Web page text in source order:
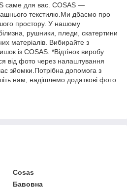
саме для вас. COSAS —
текстилю.Ми дбаємо про
простору. У нашому
рушники, пледи, скатертини
матеріалів. Вибирайте з
із COSAS. *Відтінок виробу
від фото через налаштування
зйомки.Потрібна допомога з
нам, надішлемо додаткові фото
Cosas
Бавовна